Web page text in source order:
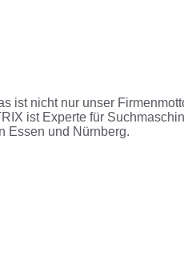
ist nicht nur unser
ist Experte für
Essen und Nürnberg.